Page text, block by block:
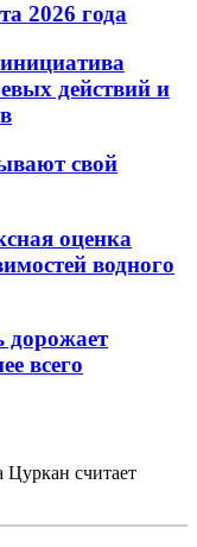
2026 года
действий и
свой
оценка
водного
дорожает
всего
считает